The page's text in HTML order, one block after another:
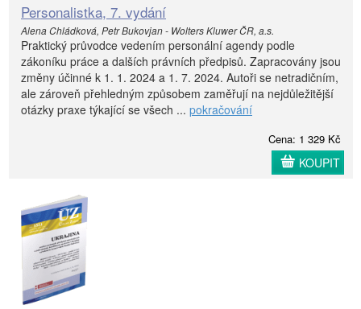
Personalistka, 7. vydání
Alena Chládková, Petr Bukovjan - Wolters Kluwer ČR, a.s.
Praktický průvodce vedením personální agendy podle
zákoníku práce a dalších právních předpisů. Zapracovány jsou
změny účinné k 1. 1. 2024 a 1. 7. 2024. Autoři se netradičním,
ale zároveň přehledným způsobem zaměřují na nejdůležitější
otázky praxe týkající se všech ... pokračování
Cena: 1 329 Kč
KOUPIT